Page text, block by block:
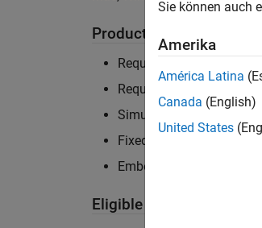
Product Requirements
Requires MATLAB
Requires Signal
Simulink required to use
Fixed Point Designer
Embedded Coder
Eligible for Use with
Sie können auch
Amerika
América Latina
Canada (English)
United States